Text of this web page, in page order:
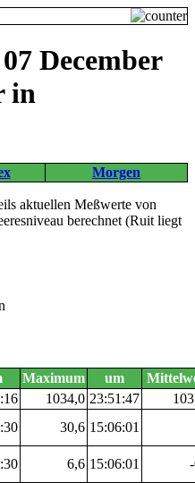
December
in
Morgen
aktuellen Meßwerte von
berechnet (Ruit liegt
Maximum um
1034,0 23:51:47
30,6 15:06:01
6,6 15:06:01